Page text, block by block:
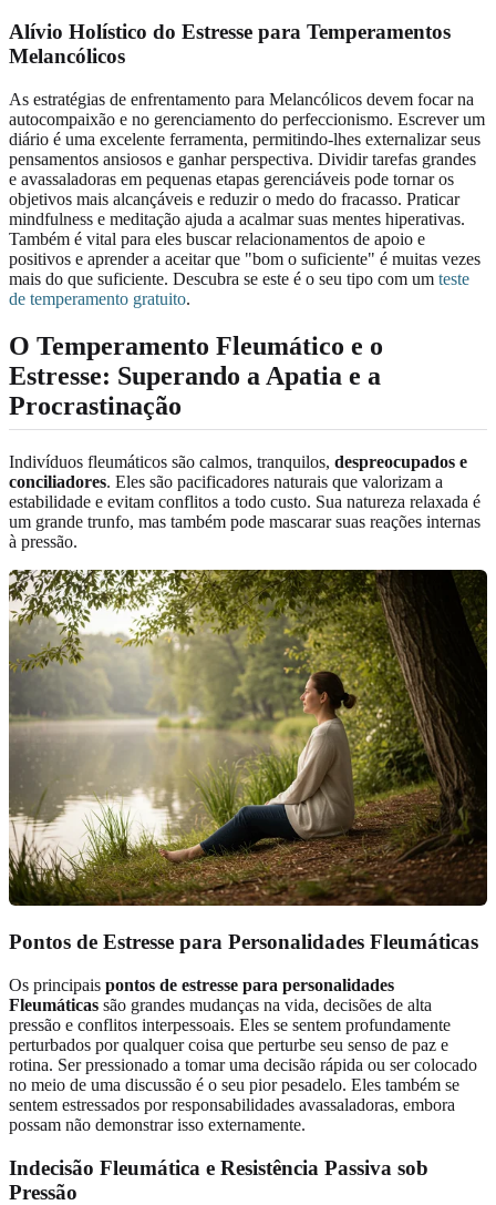
Alívio Holístico do Estresse para Temperamentos
Melancólicos
As estratégias de enfrentamento para Melancólicos devem focar na
autocompaixão e no gerenciamento do perfeccionismo. Escrever um
diário é uma excelente ferramenta, permitindo-lhes externalizar seus
pensamentos ansiosos e ganhar perspectiva. Dividir tarefas grandes
e avassaladoras em pequenas etapas gerenciáveis pode tornar os
objetivos mais alcançáveis e reduzir o medo do fracasso. Praticar
mindfulness e meditação ajuda a acalmar suas mentes hiperativas.
Também é vital para eles buscar relacionamentos de apoio e
positivos e aprender a aceitar que "bom o suficiente" é muitas vezes
mais do que suficiente. Descubra se este é o seu tipo com um teste
de temperamento gratuito.
O Temperamento Fleumático e o
Estresse: Superando a Apatia e a
Procrastinação
Indivíduos fleumáticos são calmos, tranquilos, despreocupados e
conciliadores. Eles são pacificadores naturais que valorizam a
estabilidade e evitam conflitos a todo custo. Sua natureza relaxada é
um grande trunfo, mas também pode mascarar suas reações internas
à pressão.
Pontos de Estresse para Personalidades Fleumáticas
Os principais pontos de estresse para personalidades
Fleumáticas são grandes mudanças na vida, decisões de alta
pressão e conflitos interpessoais. Eles se sentem profundamente
perturbados por qualquer coisa que perturbe seu senso de paz e
rotina. Ser pressionado a tomar uma decisão rápida ou ser colocado
no meio de uma discussão é o seu pior pesadelo. Eles também se
sentem estressados por responsabilidades avassaladoras, embora
possam não demonstrar isso externamente.
Indecisão Fleumática e Resistência Passiva sob
Pressão